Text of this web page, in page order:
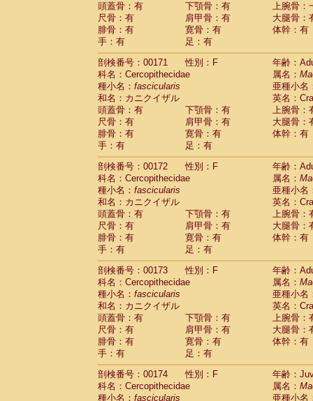
頭蓋骨：有
下顎骨：有
上腕骨：
尺骨：有
肩甲骨：有
大腿骨：
腓骨：有
寛骨：有
体幹：有
手：有
足：有
剖検番号：00171
性別：F
年齢：
科名：Cercopithecidae
属名：
種小名： fascicularis
亜種小名
和名：カニクイザル
英名：
頭蓋骨：有
下顎骨：有
上腕骨：
尺骨：有
肩甲骨：有
大腿骨：
腓骨：有
寛骨：有
体幹：有
手：有
足：有
剖検番号：00172
性別：F
年齢：
科名：Cercopithecidae
属名：
種小名： fascicularis
亜種小名
和名：カニクイザル
英名：
頭蓋骨：有
下顎骨：有
上腕骨：
尺骨：有
肩甲骨：有
大腿骨：
腓骨：有
寛骨：有
体幹：有
手：有
足：有
剖検番号：00173
性別：F
年齢：
科名：Cercopithecidae
属名：
種小名： fascicularis
亜種小名
和名：カニクイザル
英名：
頭蓋骨：有
下顎骨：有
上腕骨：
尺骨：有
肩甲骨：有
大腿骨：
腓骨：有
寛骨：有
体幹：有
手：有
足：有
剖検番号：00174
性別：F
年齢：
科名：Cercopithecidae
属名：
種小名： fascicularis
亜種小名